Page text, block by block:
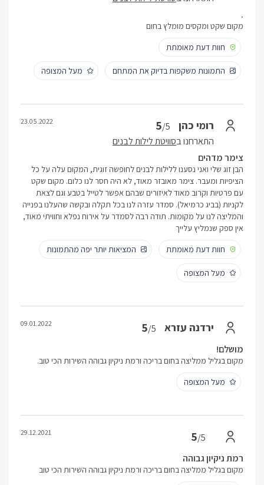
.
מקום שקט ומקסים מומלץ בחום
חוות דעת מאומתת
התמונות משקפות בדיוק את המתחם מעל המצופה
רומי כהן 5/5
התארחנו בסוויטת לילות לבנים
23.05.2022
צימר מדהים
הבן זוג שלי ואני נסענו ללילות לבנים לחופשה זוגית, המקום עלה על כל
הציפיות ומעבר. צימר מאובזר מאוד, לא היה חסר לנו כלום. מקום שקט
עם פרטיות וקרוב מאוד לאיזורים שבהם אפשר לטייל בטבע וגם לצאת
לקניות (בביג כרמיאל). סמדר עזרה לנו בכל תקלה ובקשה שהעלנו בפנייה
והמליצה לנו על מקומות. תודה רבה לסמדר על אירוח נפלא וחוויתי מאוד,
אין ספק שנמליץ עלייך
חוות דעת מאומתת
המציאות יותר יפה מהתמונות
מעל המצופה
ירדנה עזרא 5/5
09.01.2022
מושלם!
מקום בגליל ממליצה בחום בריכה ורמת ניקיון גבוהה השירות הכי טוב.
מעל המצופה
5/5
29.12.2021
רמת ניקיון גבוהה
מקום בגליל ממליצה בחום בריכה ורמת ניקיון גבוהה השירות הכי טוב